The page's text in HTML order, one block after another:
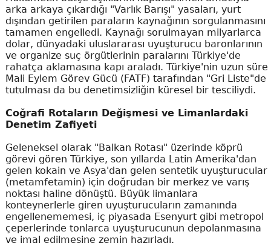
arka arkaya çıkardığı "Varlık Barışı" yasaları, yurt
dışından getirilen paraların kaynağının sorgulanmasını
tamamen engelledi. Kaynağı sorulmayan milyarlarca
dolar, dünyadaki uluslararası uyuşturucu baronlarının
ve organize suç örgütlerinin paralarını Türkiye'de
rahatça aklamasına kapı araladı. Türkiye'nin uzun süre
Mali Eylem Görev Gücü (FATF) tarafından "Gri Liste"de
tutulması da bu denetimsizliğin küresel bir tesciliydi.
Coğrafi Rotaların Değişmesi ve Limanlardaki
Denetim Zafiyeti
Geleneksel olarak "Balkan Rotası" üzerinde köprü
görevi gören Türkiye, son yıllarda Latin Amerika'dan
gelen kokain ve Asya'dan gelen sentetik uyuşturucular
(metamfetamin) için doğrudan bir merkez ve varış
noktası haline dönüştü. Büyük limanlara
konteynerlerle giren uyuşturucuların zamanında
engellenememesi, iç piyasada Esenyurt gibi metropol
çeperlerinde tonlarca uyuşturucunun depolanmasına
ve imal edilmesine zemin hazırladı.